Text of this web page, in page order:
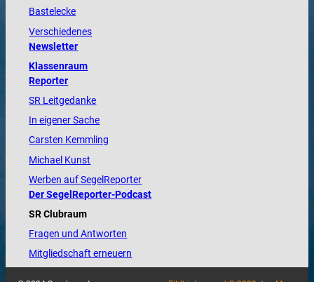
Bastelecke
Verschiedenes
Newsletter
Klassenraum
Reporter
SR Leitgedanke
In eigener Sache
Carsten Kemmling
Michael Kunst
Werben auf SegelReporter
Der SegelReporter-Podcast
SR Clubraum
Fragen und Antworten
Mitgliedschaft erneuern